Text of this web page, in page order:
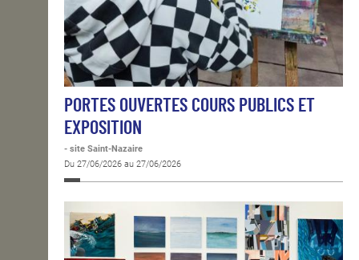
PORTES OUVERTES COURS PUBLICS ET
EXPOSITION
- site Saint-Nazaire
Du 27/06/2026 au 27/06/2026